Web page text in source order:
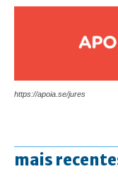
https://apoia.se/jures
mais